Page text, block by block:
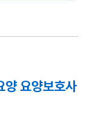
요양보호사